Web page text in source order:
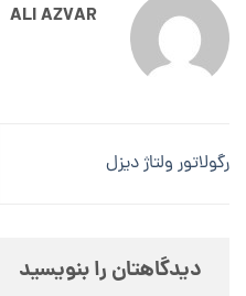
ALI AZVAR
رگولاتور ولتاژ دیزل
دیدگاهتان را بنویسید